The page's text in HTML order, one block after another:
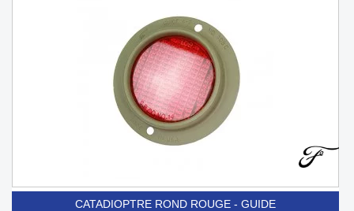
CATADIOPTRE ROND ROUGE - GUIDE